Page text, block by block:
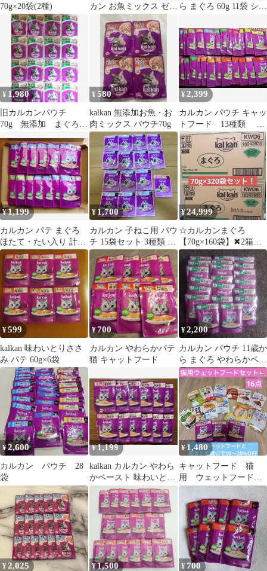
70g×20袋(2種)
カン お魚ミックス ゼリ
ら まぐろ 60g 11袋 シ
¥ 1,980
旧カルカンパウチ
70g 無添加 まぐろ
ャットフード
¥580
kalkan 無添加お魚・お
肉ミックス パウチ70g
¥ 2,399
カルカン パウチ キャッ
トフード 13種類 24
個セット（パテ・ゼリ
ー）②
¥1,199
カルカン パテ まぐろ
ほたて・たい入り 計13
袋
¥ 1,700
カルカン 子ねこ用 パウ
チ 15袋セット 3種類 離
乳食❣️
¥24,999
☆カルカンまぐろ
【70g×160袋】✖︎2箱セ
ット！
¥599
kalkan 味わいとりささ
み パテ 60g×6袋
¥700
カルカン やわらかパテ
猫 キャットフード
¥2,200
カルカン パウチ 11歳か
ら まぐろ やわらかペー
スト60g×18袋
¥2,600
カルカン パウチ 28
袋
¥1,199
kalkan カルカン やわら
かペースト 味わいとり
ささみ 11歳から 12袋
¥ 1,480
キャットフード 猫
用 ウェットフード
16点セット カルカ
ン いなば など
¥2,025 ¥1,500 ¥ 700